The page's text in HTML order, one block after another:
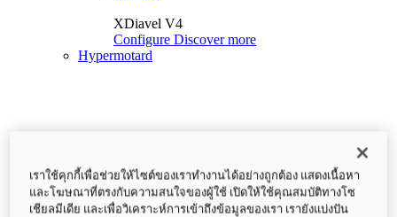
XDiavel V4
Configure Discover more
Hypermotard
เราใช้คุกกี้เพื่อช่วยให้ไซต์ของเราทำงานได้อย่างถูกต้อง แสดงเนื้อหา
และโฆษณาที่ตรงกับความสนใจของผู้ใช้ เปิดให้ใช้คุณสมบัติทางโซ
เชียลมีเดีย และเพื่อวิเคราะห์การเข้าถึงข้อมูลของเรา เรายังแบ่งปัน